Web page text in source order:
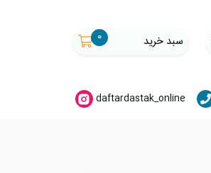
سبد خرید ۰
daftardastak_online